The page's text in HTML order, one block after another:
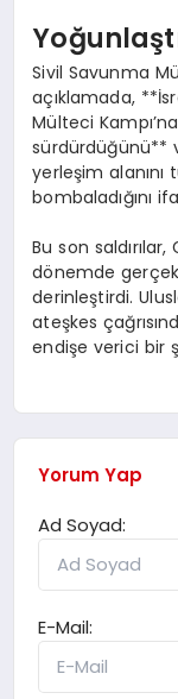
Sivil Savunma
açıklamada,
Mülteci Kampı’na
sürdürdüğünü**
yerleşim
bombaladığını
Bu son
dönemde
derinleştirdi.
ateşkes
endişe verici bir
Yorum Yap
Ad Soyad:
E-Mail: